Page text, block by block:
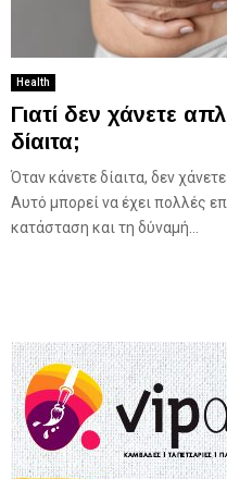
Health
Γιατί δεν χάνετε
δίαιτα;
Όταν κάνετε δίαιτα, δεν
Αυτό μπορεί να έχει πολλές
κατάσταση και τη δύναμή...